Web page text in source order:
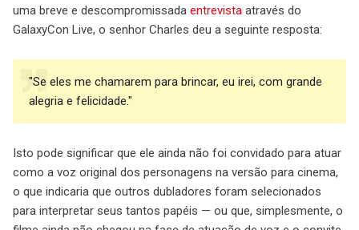
uma breve e descompromissada entrevista através do
GalaxyCon Live, o senhor Charles deu a seguinte resposta:
"Se eles me chamarem para brincar, eu irei, com grande
alegria e felicidade."
Isto pode significar que ele ainda não foi convidado para atuar
como a voz original dos personagens na versão para cinema,
o que indicaria que outros dubladores foram selecionados
para interpretar seus tantos papéis — ou que, simplesmente, o